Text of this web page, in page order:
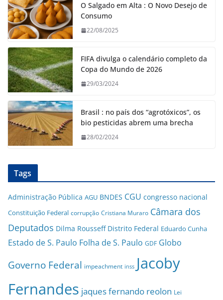
O Salgado em Alta : O Novo Desejo de
Consumo
22/08/2025
FIFA divulga o calendário completo da
Copa do Mundo de 2026
29/03/2024
Brasil : no país dos “agrotóxicos”, os
bio pesticidas abrem uma brecha
28/02/2024
Tags
Administração Pública AGU BNDES CGU congresso nacional
Constituição Federal corrupção Cristiana Muraro Câmara dos
Deputados Dilma Rousseff Distrito Federal Eduardo Cunha
Estado de S. Paulo Folha de S. Paulo GDF Globo
Governo Federal impeachment inss Jacoby
Fernandes jaques fernando reolon Lei